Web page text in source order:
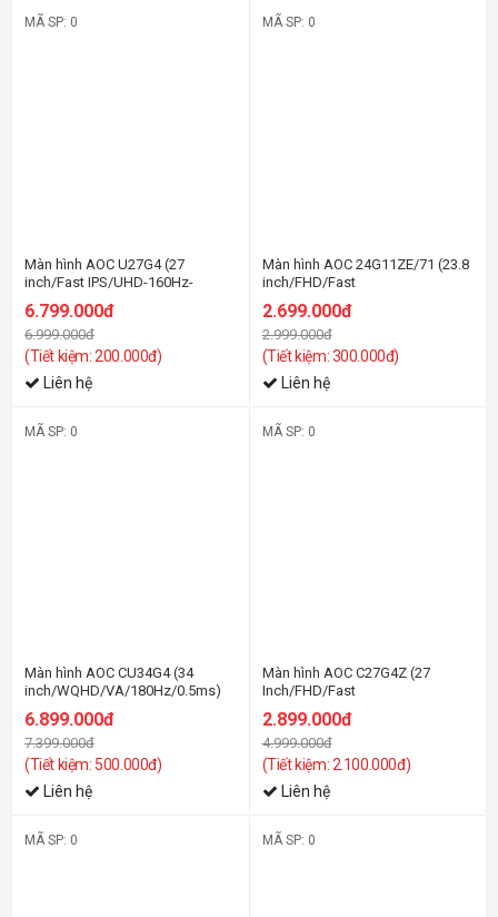
MÃ SP: 0
Màn hình AOC U27G4 (27
inch/Fast IPS/UHD-160Hz-
6.799.000đ
6.999.000đ
(Tiết kiệm: 200.000đ)
Liên hệ
MÃ SP: 0
Màn hình AOC 24G11ZE/71 (23.8
inch/FHD/Fast
2.699.000đ
2.999.000đ
(Tiết kiệm: 300.000đ)
Liên hệ
MÃ SP: 0
Màn hình AOC CU34G4 (34
inch/WQHD/VA/180Hz/0.5ms)
6.899.000đ
7.399.000đ
(Tiết kiệm: 500.000đ)
Liên hệ
MÃ SP: 0
Màn hình AOC C27G4Z (27
Inch/FHD/Fast
VA/280Hz/0.3ms/Cong)
2.899.000đ
4.999.000đ
(Tiết kiệm: 2.100.000đ)
Liên hệ
MÃ SP: 0 MÃ SP: 0